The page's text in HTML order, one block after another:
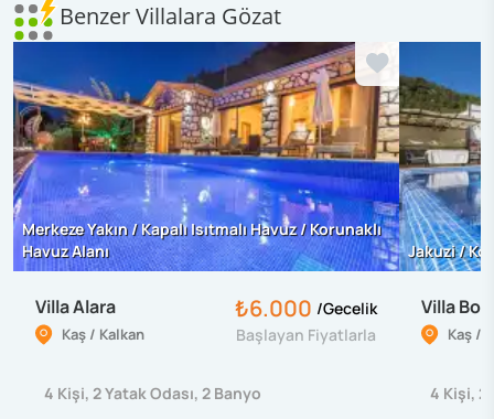
Benzer Villalara Gözat
Merkeze Yakın / Kapalı Isıtmalı Havuz / Korunaklı
Havuz Alanı
Villa Alara
Kaş / Kalkan
₺6.000 /Gecelik
Başlayan Fiyatlarla
4 Kişi, 2Yatak Odası, 2 Banyo
Jakuzi /
Villa
Kaş /
4 Kişi, 2